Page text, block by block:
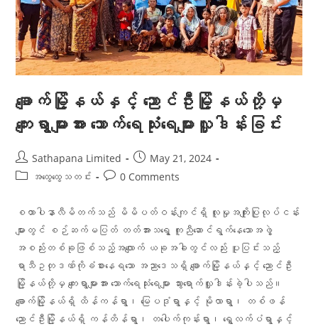
ချောက်မြို့နယ်နှင့် ညောင်ဦးမြို့နယ်တို့မှ
ကျေးရွာများအား သောက်ရေသုံးရေများလှူဒါန်းခြင်း
Sathapana Limited
May 21, 2024
အထွေထွေသတင်း
0 Comments
စထာပါနာလီမိတက်သည် မိမိပတ်ဝန်းကျင်ရှိ လူမှုအကျိုးပြုလုပ်ငန်း
များတွင် စဉ်ဆက်မပြတ် တတ်အားသရွေ့ ကူညီဆောင်ရွက်နေသောအဖွဲ့
အစည်းတစ်ခုဖြစ်သည့်အလျောက် ယခုအခါတွင်လည်း ပူပြင်းသည့်
ရာသီဥတုဒဏ်ကိုခံစားနေရသော အညာဒေသရှိ ချောက်မြို့နယ်နှင့် ညောင်ဦး
မြို့နယ်တို့မှ ကျေးရွာများအား သောက်ရေသုံးရေများ သွားရောက်လှူဒါန်းခဲ့ပါသည်။
ချောက်မြို့နယ်ရှိ ထိန်ကန်ရွာ၊ မြေပဒုံရွာနှင့် မိုလာရွာ၊ တစ်ဖန်
ညောင်ဦးမြို့နယ်ရှိ ကန်တိန်ရွာ၊ တပေါက်ကုန်းရွာ၊ ရွှေလက်ပံရွာနှင့်